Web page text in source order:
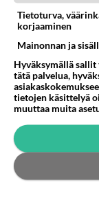
LUETUIMMAT
Martinan
05.08.2026 05:51
05.08.2026 07:23
Mitä töitä
Tietoturva,
korjaaminen
Mainonnan ja
Hyväksymällä
tätä palvelua,
tietojen käsittelyä
muuttaa muita